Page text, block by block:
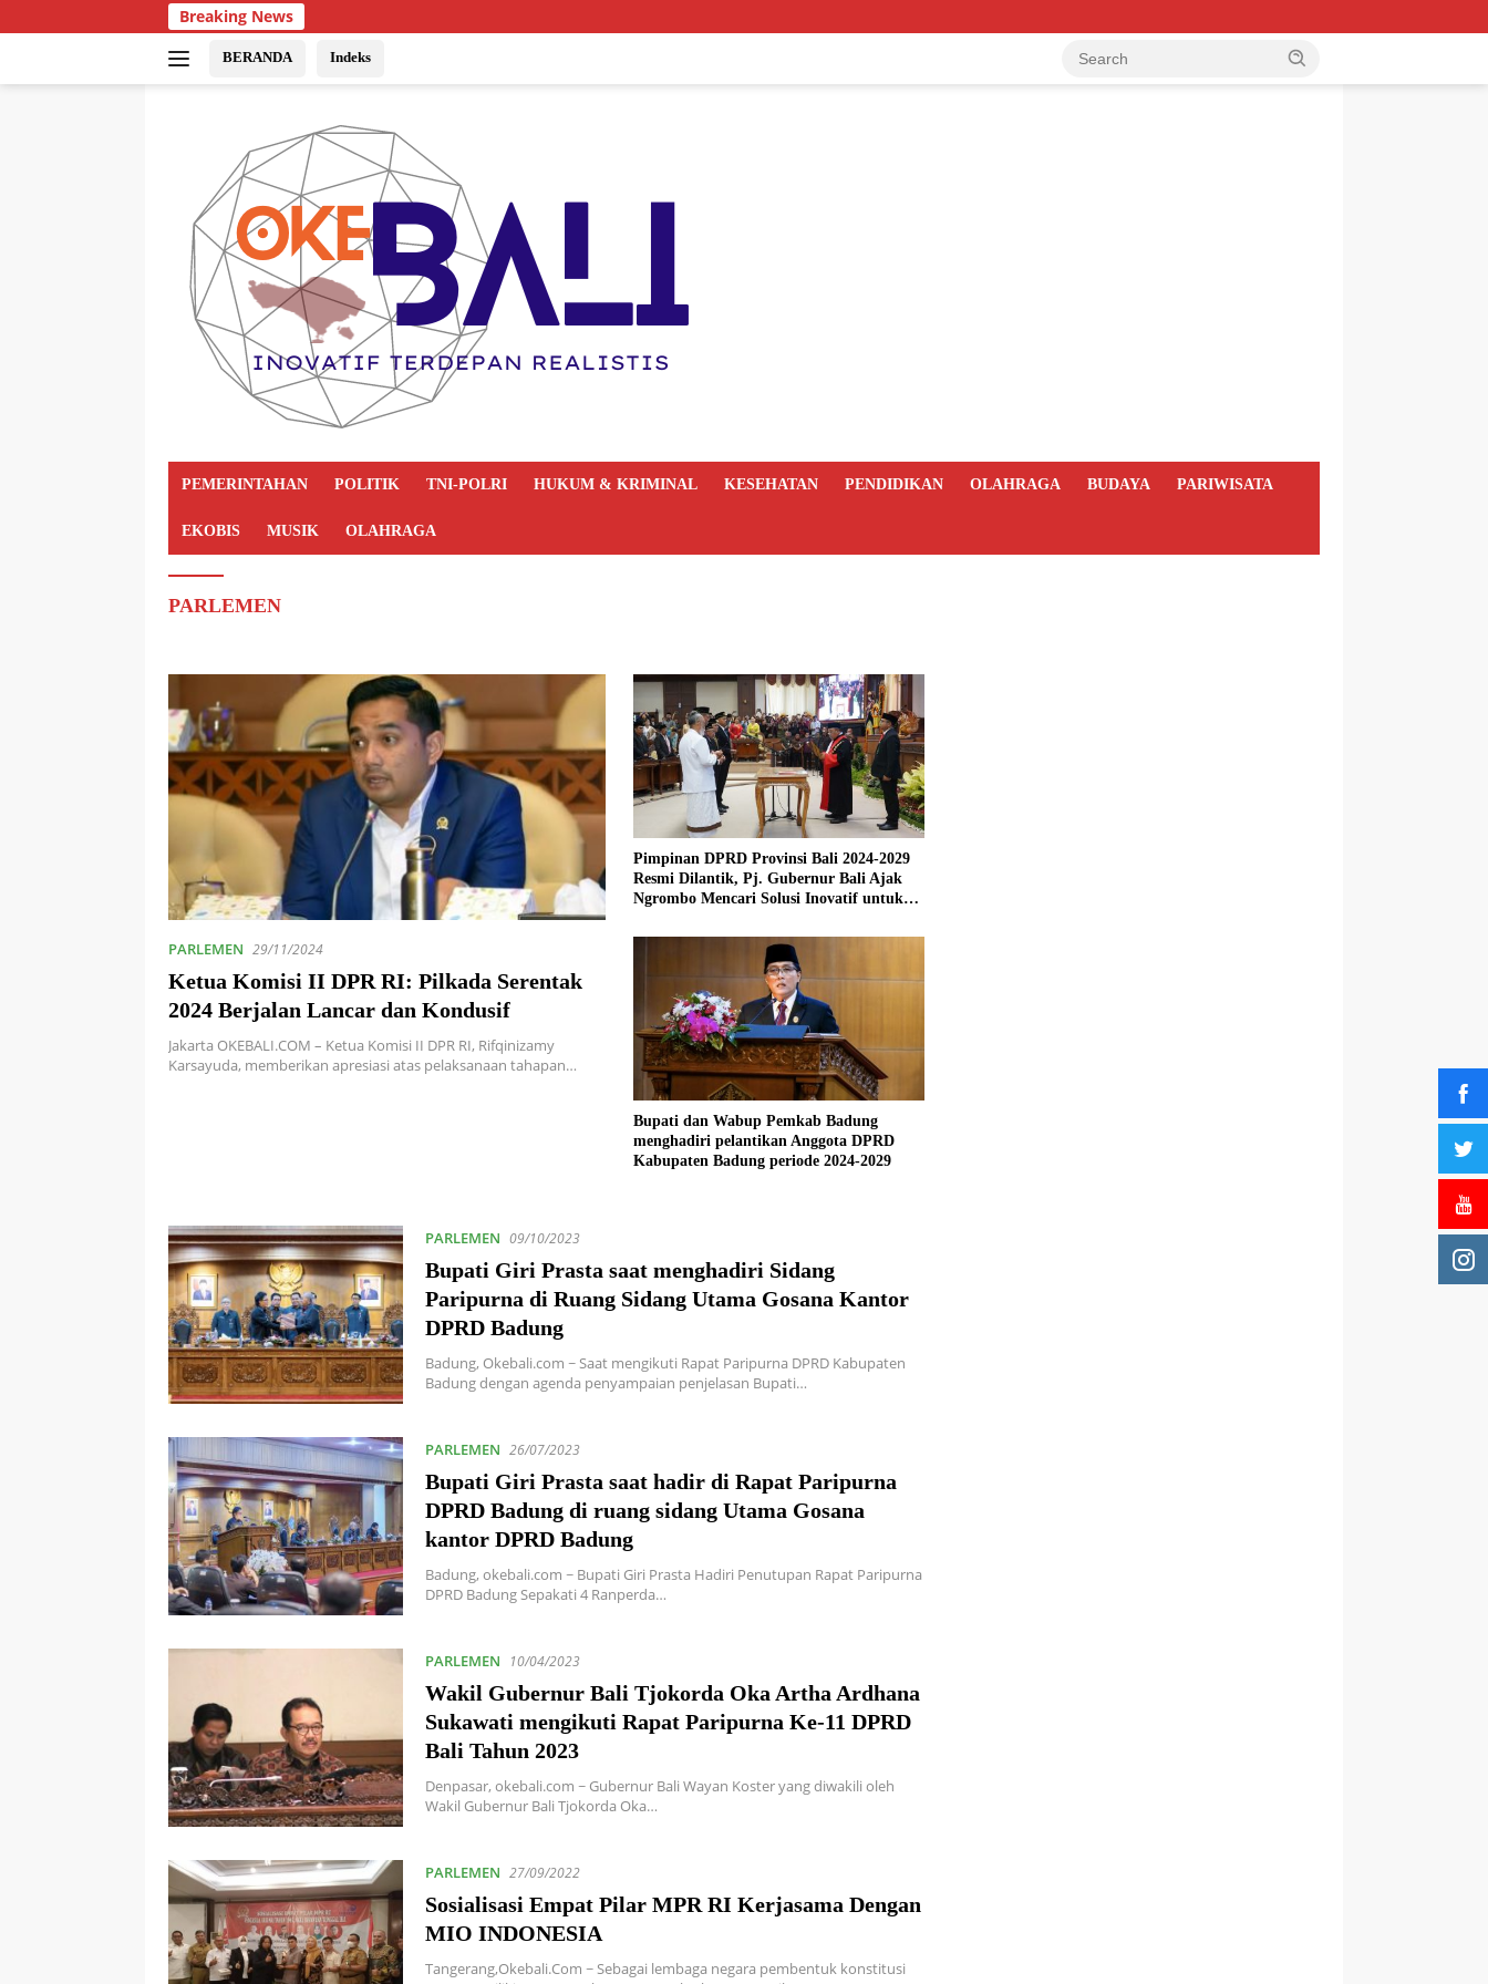
Breaking News
BERANDA Indeks
PEMERINTAHAN POLITIK TNI-POLRI HUKUM & KRIMINAL KESEHATAN PENDIDIKAN OLAHRAGA BUDAYA PARIWISATA
EKOBIS MUSIK OLAHRAGA
PARLEMEN
PARLEMEN 29/11/2024
Ketua Komisi II DPR RI: Pilkada Serentak
2024 Berjalan Lancar dan Kondusif
Jakarta OKEBALI.COM – Ketua Komisi II DPR RI, Rifqinizamy
Karsayuda, memberikan apresiasi atas pelaksanaan tahapan…
Pimpinan DPRD Provinsi Bali 2024-2029
Resmi Dilantik, Pj. Gubernur Bali Ajak
Ngrombo Mencari Solusi Inovatif untuk
Bupati dan Wabup Pemkab Badung
menghadiri pelantikan Anggota DPRD
Kabupaten Badung periode 2024-2029
PARLEMEN 09/10/2023
Bupati Giri Prasta saat menghadiri Sidang
Paripurna di Ruang Sidang Utama Gosana Kantor
DPRD Badung
Badung, Okebali.com ~ Saat mengikuti Rapat Paripurna DPRD Kabupaten
Badung dengan agenda penyampaian penjelasan Bupati…
PARLEMEN 26/07/2023
Bupati Giri Prasta saat hadir di Rapat Paripurna
DPRD Badung di ruang sidang Utama Gosana
kantor DPRD Badung
Badung, okebali.com ~ Bupati Giri Prasta Hadiri Penutupan Rapat Paripurna
DPRD Badung Sepakati 4 Ranperda…
PARLEMEN 10/04/2023
Wakil Gubernur Bali Tjokorda Oka Artha Ardhana
Sukawati mengikuti Rapat Paripurna Ke-11 DPRD
Bali Tahun 2023
Denpasar, okebali.com ~ Gubernur Bali Wayan Koster yang diwakili oleh
Wakil Gubernur Bali Tjokorda Oka…
PARLEMEN 27/09/2022
Sosialisasi Empat Pilar MPR RI Kerjasama Dengan
MIO INDONESIA
Tangerang,Okebali.Com ~ Sebagai lembaga negara pembentuk konstitusi